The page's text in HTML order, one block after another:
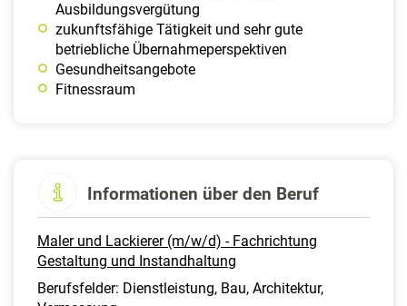
Ausbildungsvergütung
zukunftsfähige Tätigkeit und sehr gute
betriebliche Übernahmeperspektiven
Gesundheitsangebote
Fitnessraum
Informationen über den Beruf
Maler und Lackierer (m/w/d) - Fachrichtung
Gestaltung und Instandhaltung
Berufsfelder: Dienstleistung, Bau, Architektur,